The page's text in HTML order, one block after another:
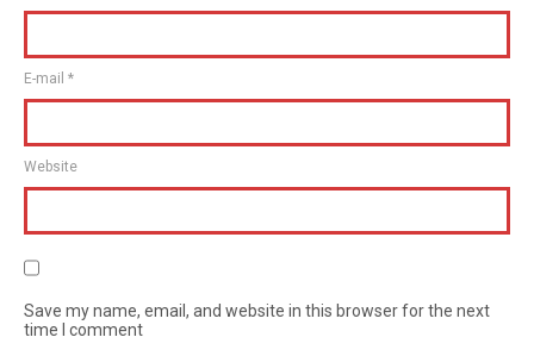
E-mail *
Website
Save my name, email, and website in this browser for the next
time I comment